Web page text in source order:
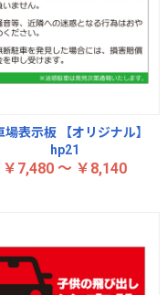
場表示板 【オリジナル】
hp21
￥7,480 ～ ￥8,140